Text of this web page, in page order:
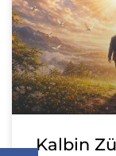
Kalbin